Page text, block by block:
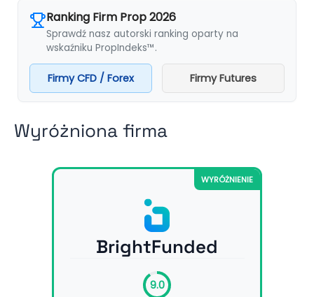
Ranking Firm Prop 2026
Sprawdź nasz autorski ranking oparty na
wskaźniku PropIndeks™.
Firmy CFD / Forex Firmy Futures
Wyróżniona firma
WYRÓŻNIENIE
BrightFunded
9.0